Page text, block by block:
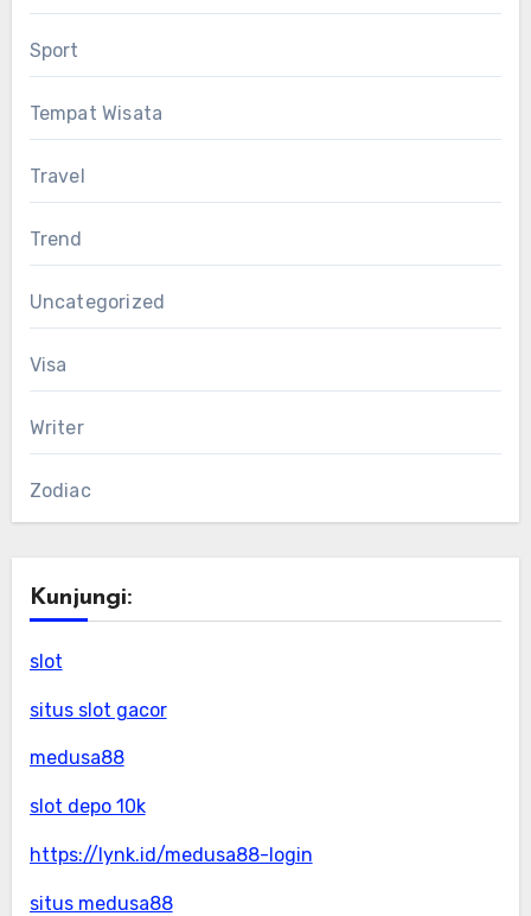
Sport
Tempat Wisata
Travel
Trend
Uncategorized
Visa
Writer
Zodiac
Kunjungi:
slot
situs slot gacor
medusa88
slot depo 10k
https://lynk.id/medusa88-login
situs medusa88